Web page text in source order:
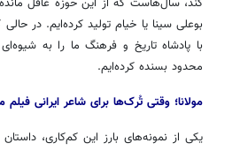
کند، سال‌هاست که از این حوزه غافل
بوعلی سینا یا خیام تولید کرده‌ایم. در
با پادشاه تاریخ و فرهنگ ما را به
محدود بسنده کرده‌ایم.
مولانا؛ وقتی تُرک‌ها برای شاعر ایرانی فیلم
یکی از نمونه‌های بارز این کم‌کاری،
روزنامه‌های اقتصادی پنج‌شنبه ۱۵